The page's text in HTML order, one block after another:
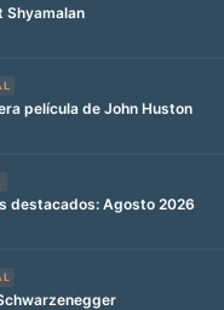
Shyamalan
película de John Huston
destacados: Agosto 2026